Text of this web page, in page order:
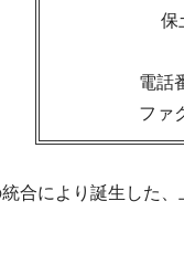
保
電話
ファ
合により誕生した